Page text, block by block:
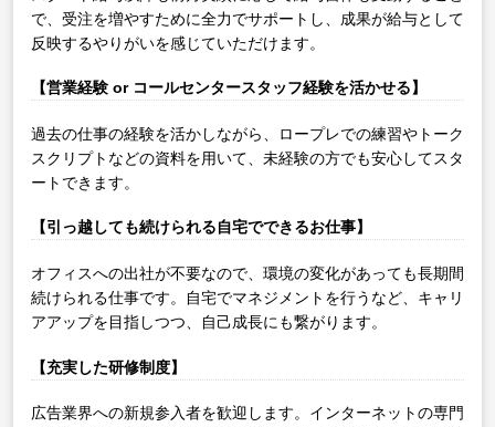
で、受注を増やすために全力でサポートし、成果が給与として
反映するやりがいを感じていただけます。
【営業経験 or コールセンタースタッフ経験を活かせる】
過去の仕事の経験を活かしながら、ロープレでの練習やトーク
スクリプトなどの資料を用いて、未経験の方でも安心してスタ
ートできます。
【引っ越しても続けられる自宅でできるお仕事】
オフィスへの出社が不要なので、環境の変化があっても長期間
続けられる仕事です。自宅でマネジメントを行うなど、キャリ
アアップを目指しつつ、自己成長にも繋がります。
【充実した研修制度】
広告業界への新規参入者を歓迎します。インターネットの専門